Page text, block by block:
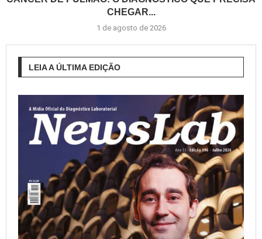
CHEGAR...
1 de agosto de 2026
LEIA A ÚLTIMA EDIÇÃO